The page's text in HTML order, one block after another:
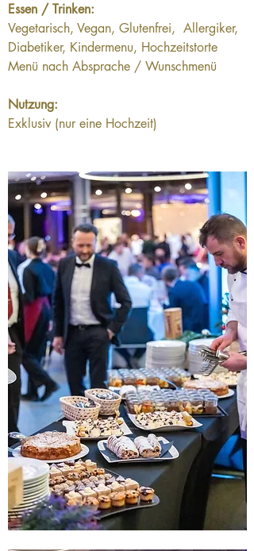
Essen / Trinken:
Vegetarisch, Vegan, Glutenfrei,  Allergiker,
Diabetiker, Kindermenu, Hochzeitstorte
Menü nach Absprache / Wunschmenü
Nutzung:
Exklusiv (nur eine Hochzeit)